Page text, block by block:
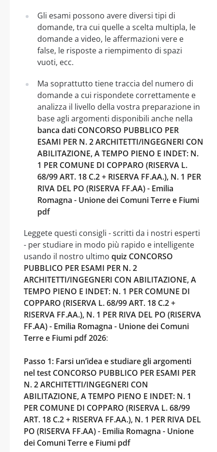
Gli esami possono avere diversi tipi di
domande, tra cui quelle a scelta multipla, le
domande a video, le affermazioni vere e
false, le risposte a riempimento di spazi
vuoti, ecc.
Ma soprattutto tiene traccia del numero di
domande a cui rispondete correttamente e
analizza il livello della vostra preparazione in
base agli argomenti disponibili anche nella
banca dati CONCORSO PUBBLICO PER
ESAMI PER N. 2 ARCHITETTI/INGEGNERI CON
ABILITAZIONE, A TEMPO PIENO E INDET: N.
1 PER COMUNE DI COPPARO (RISERVA L.
68/99 ART. 18 C.2 + RISERVA FF.AA.), N. 1 PER
RIVA DEL PO (RISERVA FF.AA) - Emilia
Romagna - Unione dei Comuni Terre e Fiumi
pdf
Leggete questi consigli - scritti da i nostri esperti
- per studiare in modo più rapido e intelligente
usando il nostro ultimo quiz CONCORSO
PUBBLICO PER ESAMI PER N. 2
ARCHITETTI/INGEGNERI CON ABILITAZIONE, A
TEMPO PIENO E INDET: N. 1 PER COMUNE DI
COPPARO (RISERVA L. 68/99 ART. 18 C.2 +
RISERVA FF.AA.), N. 1 PER RIVA DEL PO (RISERVA
FF.AA) - Emilia Romagna - Unione dei Comuni
Terre e Fiumi pdf 2026:
Passo 1: Farsi un’idea e studiare gli argomenti
nel test CONCORSO PUBBLICO PER ESAMI PER
N. 2 ARCHITETTI/INGEGNERI CON
ABILITAZIONE, A TEMPO PIENO E INDET: N. 1
PER COMUNE DI COPPARO (RISERVA L. 68/99
ART. 18 C.2 + RISERVA FF.AA.), N. 1 PER RIVA DEL
PO (RISERVA FF.AA) - Emilia Romagna - Unione
dei Comuni Terre e Fiumi pdf